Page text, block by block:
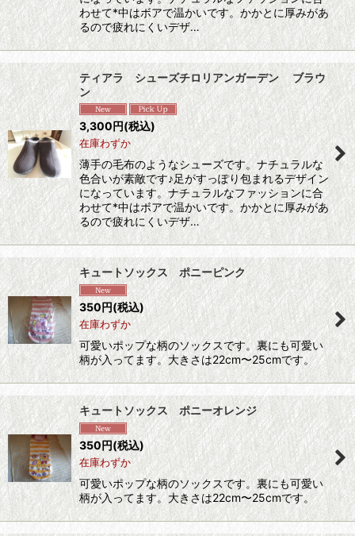
わせて*中はボアで温かいです。かかとに厚みがあ
るので疲れにくいデザ…
ティアラ シューズチロリアンガーデン ブラウ
ン
3,300円(税込)
在庫わずか
薄手の毛布のようなシューズです。ナチュラルな
色合いが素敵です♪足がすっぽり包まれるデザイン
になっています。ナチュラルなファッションに合
わせて*中はボアで温かいです。かかとに厚みがあ
るので疲れにくいデザ…
キュートソックス ポニーピンク
350円(税込)
在庫わずか
可愛いポップな柄のソックスです。裏にも可愛い
柄が入ってます。大きさは22cm〜25cmです。
キュートソックス ポニーオレンジ
350円(税込)
在庫わずか
可愛いポップな柄のソックスです。裏にも可愛い
柄が入ってます。大きさは22cm〜25cmです。